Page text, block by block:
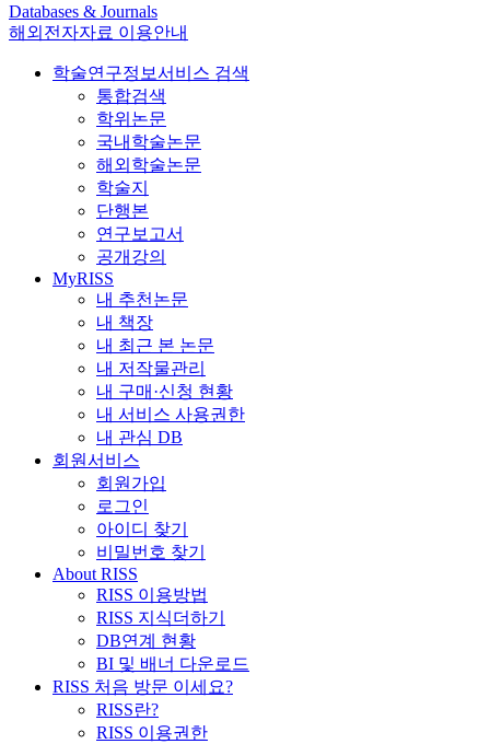
Databases & Journals
해외전자자료 이용안내
학술연구정보서비스 검색
통합검색
학위논문
국내학술논문
해외학술논문
학술지
단행본
연구보고서
공개강의
MyRISS
내 추천논문
내 책장
내 최근 본 논문
내 저작물관리
내 구매·신청 현황
내 서비스 사용권한
내 관심 DB
회원서비스
회원가입
로그인
아이디 찾기
비밀번호 찾기
About RISS
RISS 이용방법
RISS 지식더하기
DB연계 현황
BI 및 배너 다운로드
RISS 처음 방문 이세요?
RISS란?
RISS 이용권한